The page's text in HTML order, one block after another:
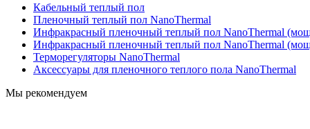
Кабельный теплый пол
Пленочный теплый пол NanoThermal
Инфракрасный пленочный теплый пол NanoThermal
Инфракрасный пленочный теплый пол NanoThermal
Терморегуляторы NanoThermal
Аксессуары для пленочного теплого пола NanoThermal
Мы рекомендуем